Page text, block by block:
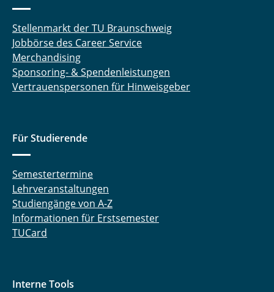
Stellenmarkt der TU Braunschweig
Jobbörse des Career Service
Merchandising
Sponsoring- & Spendenleistungen
Vertrauenspersonen für Hinweisgeber
Für Studierende
Semestertermine
Lehrveranstaltungen
Studiengänge von A-Z
Informationen für Erstsemester
TUCard
Interne Tools